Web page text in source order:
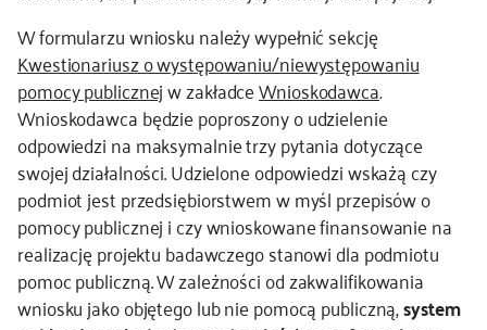
W formularzu wniosku należy wypełnić sekcję
Kwestionariusz o występowaniu/niewystępowaniu
pomocy publicznejw zakładceWnioskodawca.
Wnioskodawca będzie poproszony o udzielenie
odpowiedzi na maksymalnie trzy pytania dotyczące
swojej działalności. Udzielone odpowiedzi wskażą czy
podmiot jest przedsiębiorstwem w myśl przepisów o
pomocy publicznej i czy wnioskowane finansowanie na
realizację projektu badawczego stanowi dla podmiotu
pomoc publiczną. W zależności od zakwalifikowania
wniosku jako objętego lub nie pomocą publiczną,system